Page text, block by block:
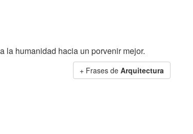
la humanidad hacia un porvenir mejor.
+ Frases de Arquitectura